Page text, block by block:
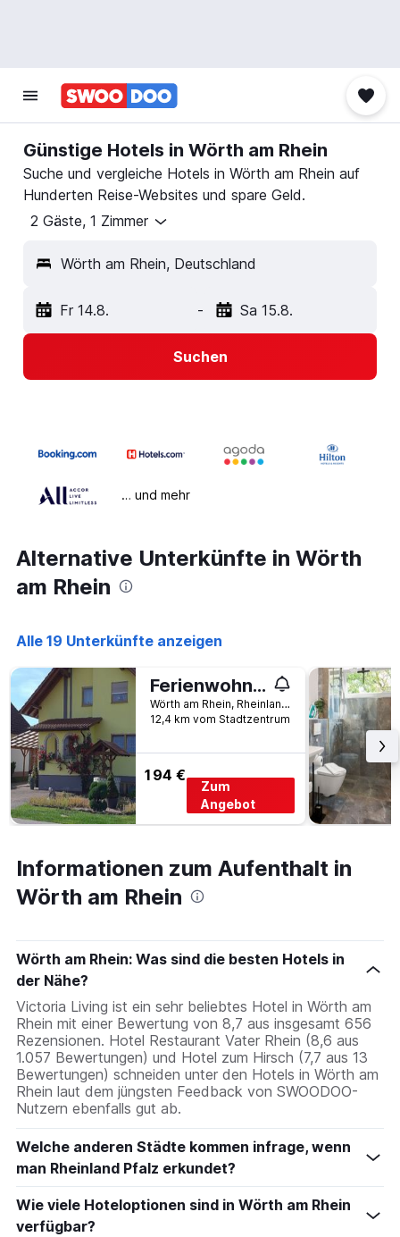
Günstige Hotels in Wörth am Rhein
Suche und vergleiche Hotels in Wörth am Rhein auf
Hunderten Reise-Websites und spare Geld.
2 Gäste, 1 Zimmer
Wörth am Rhein, Deutschland
Fr 14.8. - Sa 15.8.
Suchen
… und mehr
Alternative Unterkünfte in Wörth
am Rhein
Alle 19 Unterkünfte anzeigen
Ferienwohnung 'am Bienwald'
Wörth am Rhein, Rheinland Pfalz, Deutschland
12,4 km vom Stadtzentrum
194 €
Zum
Angebot
Informationen zum Aufenthalt in
Wörth am Rhein
Wörth am Rhein: Was sind die besten Hotels in
der Nähe?
Victoria Living ist ein sehr beliebtes Hotel in Wörth am
Rhein mit einer Bewertung von 8,7 aus insgesamt 656
Rezensionen. Hotel Restaurant Vater Rhein (8,6 aus
1.057 Bewertungen) und Hotel zum Hirsch (7,7 aus 13
Bewertungen) schneiden unter den Hotels in Wörth am
Rhein laut dem jüngsten Feedback von SWOODOO-
Nutzern ebenfalls gut ab.
Welche anderen Städte kommen infrage, wenn
man Rheinland Pfalz erkundet?
Wie viele Hoteloptionen sind in Wörth am Rhein
verfügbar?